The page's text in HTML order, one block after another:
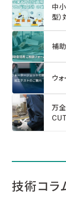
中
型
補
ウ
万
技術コラ